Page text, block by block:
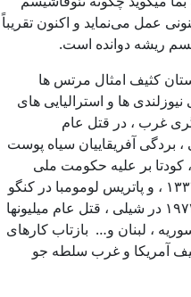
عمل می‌نماید و اکنون تقریباً
ریشه دوانده است.
کثیف امثال مرتس ها
ها و استرالیایی های
غرب ، در قتل عام
بردگی آفریقاییان سیاه پوست
کودتا بر علیه حکومت ملی
دمکراتیک دکتر مصدق در ۲۸ مرداد ۱۳۳۲ ، و پاتریس لومومبا در کنگو
و حکومت مردمی سالوادور آلنده ۱۹۷۳ در شیلی ، قتل عام میلیونها
، لبنان و… بازتاب کارهای
آمریکا و غرب سلطه جو